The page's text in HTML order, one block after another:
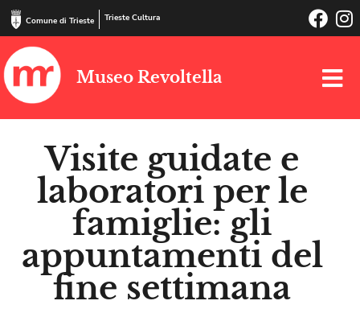
Comune di Trieste Trieste Cultura
Museo Revoltella
Visite guidate e
laboratori per le
famiglie: gli
appuntamenti del
fine settimana